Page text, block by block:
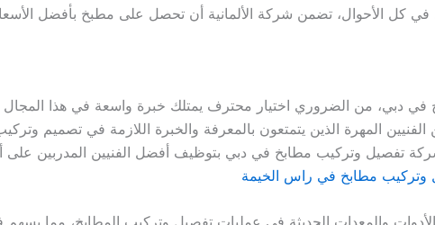
كل الأحوال، تضمن شركة الألمانية أن تحصل على مطبخ بأفضل
دبي، من الضروري اختيار محترف يمتلك خبرة واسعة في هذا المجال
المهرة الذين يتمتعون بالمعرفة والخبرة اللازمة في تصميم
تفصيل وتركيب مطابخ في دبي بتوظيف أفضل الفنيين المدربين على
وتركيب مطابخ في راس الخيمة